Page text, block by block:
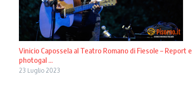
Vinicio Capossela al Teatro Romano di Fiesole – Report e
photogal ...
23 Luglio 2023